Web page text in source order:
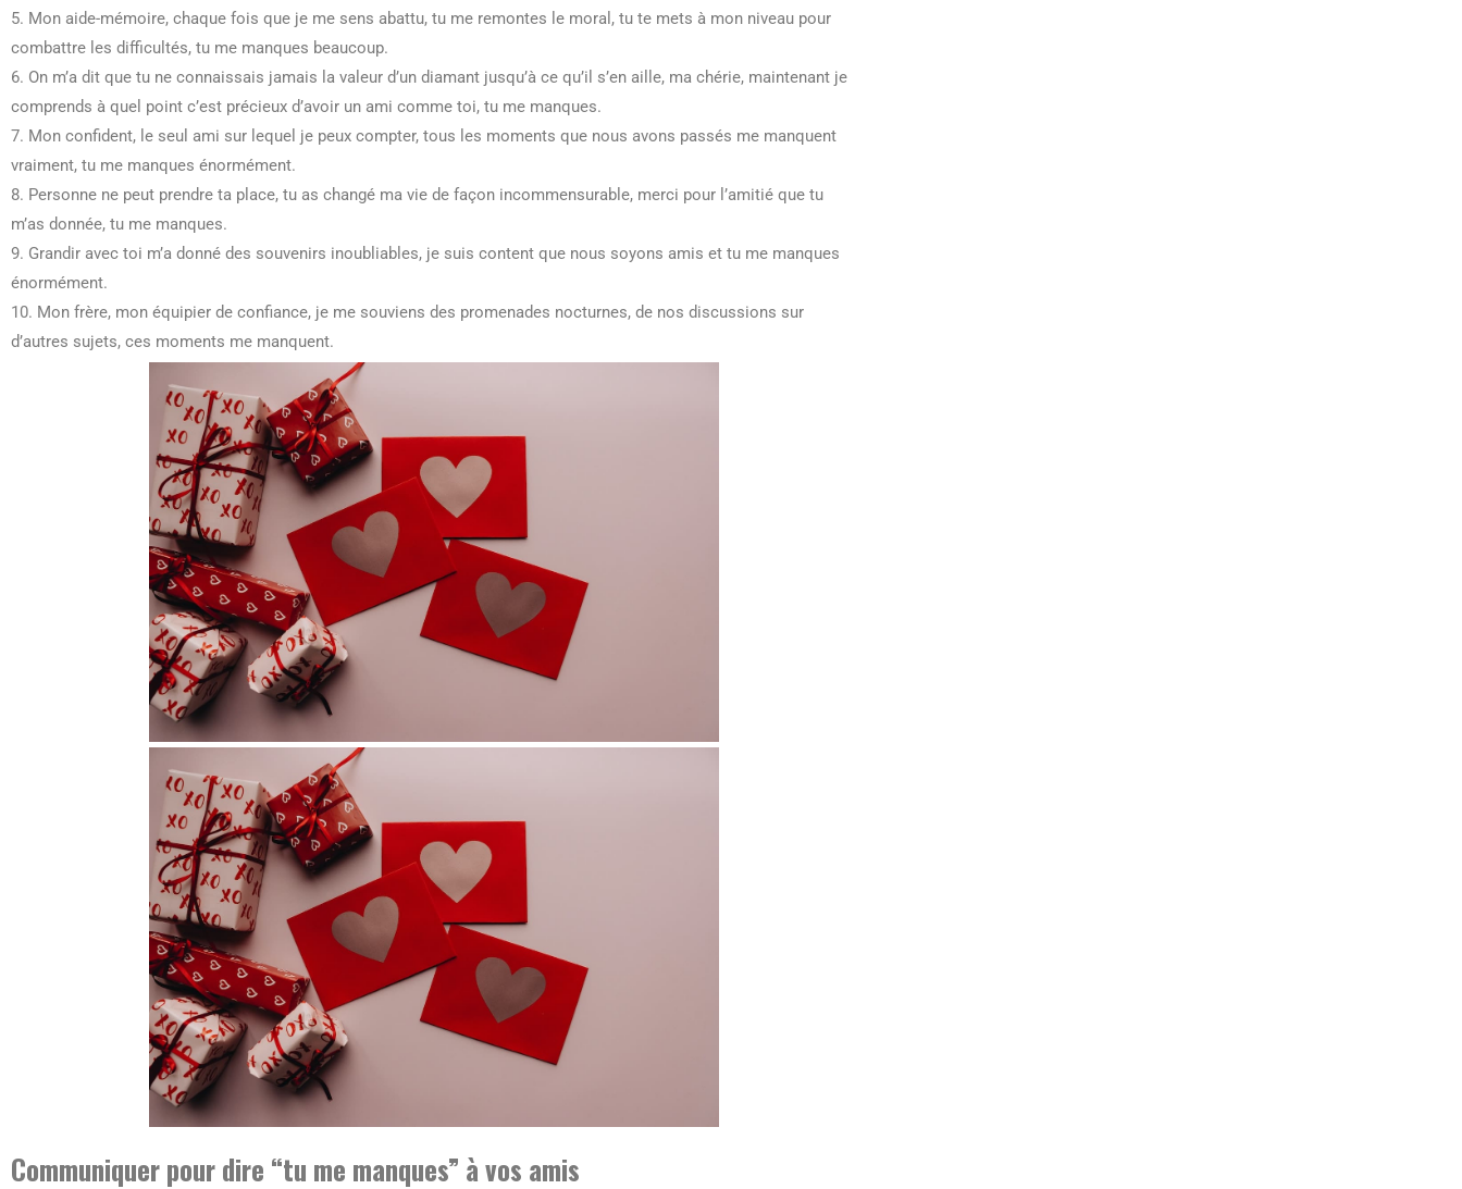
5. Mon aide-mémoire, chaque fois que je me sens abattu, tu me remontes le moral, tu te mets à mon niveau pour
combattre les difficultés, tu me manques beaucoup.
6. On m’a dit que tu ne connaissais jamais la valeur d’un diamant jusqu’à ce qu’il s’en aille, ma chérie, maintenant je
comprends à quel point c’est précieux d’avoir un ami comme toi, tu me manques.
7. Mon confident, le seul ami sur lequel je peux compter, tous les moments que nous avons passés me manquent
vraiment, tu me manques énormément.
8. Personne ne peut prendre ta place, tu as changé ma vie de façon incommensurable, merci pour l’amitié que tu
m’as donnée, tu me manques.
9. Grandir avec toi m’a donné des souvenirs inoubliables, je suis content que nous soyons amis et tu me manques
énormément.
10. Mon frère, mon équipier de confiance, je me souviens des promenades nocturnes, de nos discussions sur
d’autres sujets, ces moments me manquent.
Communiquer pour dire “tu me manques” à vos amis